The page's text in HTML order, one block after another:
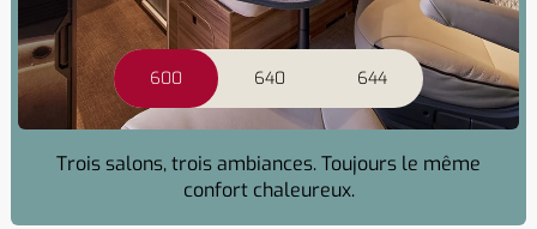
600 640 644
Trois salons, trois ambiances. Toujours le même
confort chaleureux.